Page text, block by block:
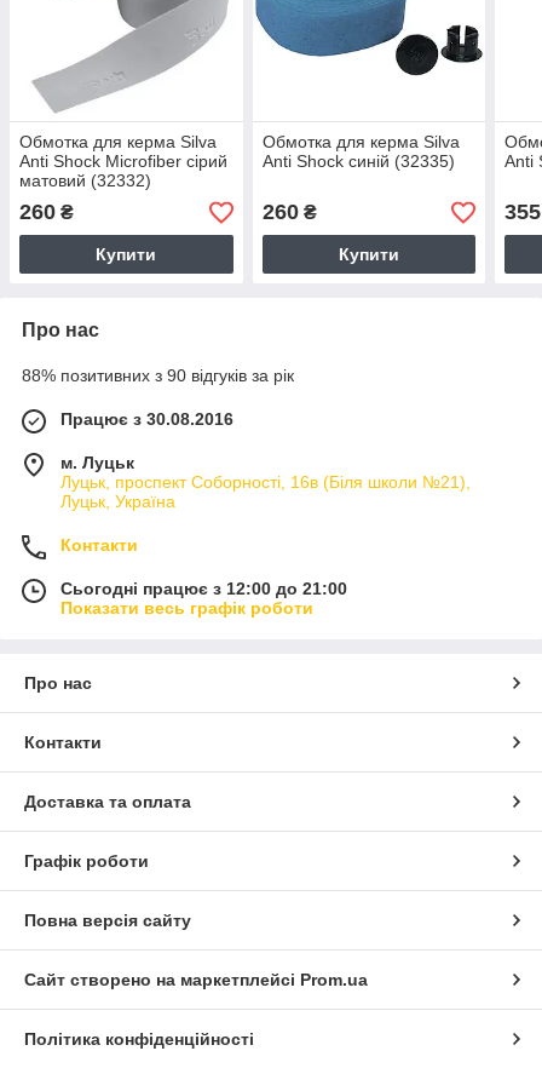
Обмотка для керма Silva
Anti Shock Microfiber сірий
матовий (32332)
260 ₴
Купити
Обмотка для керма Silva
Anti Shock синій (32335)
260₴
Купити
Anti
355
Про нас
88% позитивних з 90 відгуків за рік
Працює з 30.08.2016
м. Луцьк
Луцьк, проспект Соборності, 16в (Біля школи №21),
Луцьк, Україна
Контакти
Сьогодні працює з 12:00 до 21:00
Показати весь графік роботи
Про нас
Контакти
Доставка та оплата
Графік роботи
Повна версія сайту
Сайт створено на маркетплейсі Prom.ua
Політика конфіденційності